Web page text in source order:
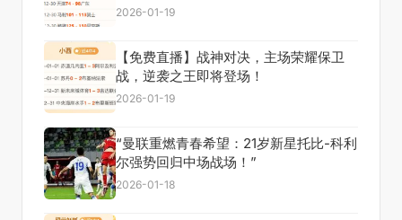
2026-01-19
【免费直播】战神对决，主场荣耀保卫
战，逆袭之王即将登场！
2026-01-19
“曼联重燃青春希望：21岁新星托比-科利
尔强势回归中场战场！”
2026-01-18